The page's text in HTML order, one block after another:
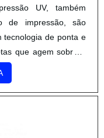
do setor, que
e uma mão de obra
de todo o processo..
UV, também
de impressão, são
tecnologia de ponta e
que agem sobre a
impressão também
fixação na